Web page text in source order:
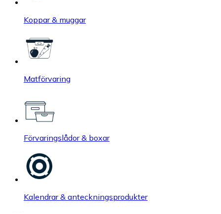
Koppar & muggar
Matförvaring
Förvaringslådor & boxar
Kalendrar & anteckningsprodukter